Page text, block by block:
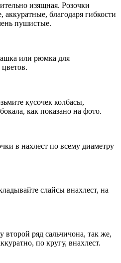
изящная. Розочки
благодаря гибкости
пушистые.
или рюмка для
кусочек колбасы,
как показано на фото.
в нахлест по всему диаметру
слайсы внахлест, на
второй ряд сальчичона, так же,
по кругу, внахлест.